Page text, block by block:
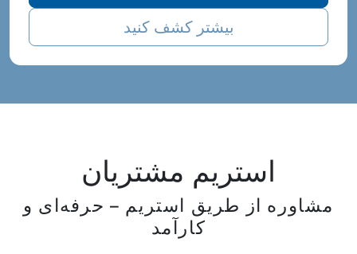
بیشتر کشف کنید
استریم مشتریان
مشاوره از طریق استریم – حرفه‌ای و
کارآمد